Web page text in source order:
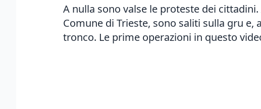
A nulla sono valse le proteste dei
Comune di Trieste, sono saliti sulla gru
tronco. Le prime operazioni in questo